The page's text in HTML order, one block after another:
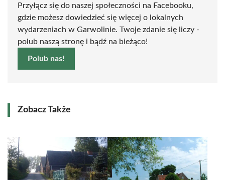
Przyłącz się do naszej społeczności na Facebooku,
gdzie możesz dowiedzieć się więcej o lokalnych
wydarzeniach w Garwolinie. Twoje zdanie się liczy -
polub naszą stronę i bądź na bieżąco!
Polub nas!
Zobacz Także